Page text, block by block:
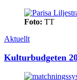
Foto: TT
Aktuellt
Kulturbudgeten